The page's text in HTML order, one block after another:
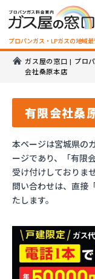
プロパンガス・LPガスの地域
ガス屋の窓口 | プロ
会社桑原本店
有限会社桑
本ページは宮城県の
ージであり、「有限
受け付けしておりま
問い合わせは、直接
たします。